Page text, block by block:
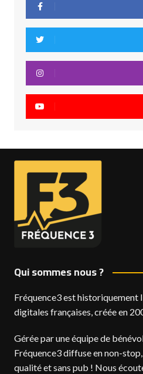
Qui sommes nous ?
Fréquence3 est historiquement
digitales françaises, créée en
Gérée par une équipe de
Fréquence3 diffuse en non-
qualité et sans pub ! Nous